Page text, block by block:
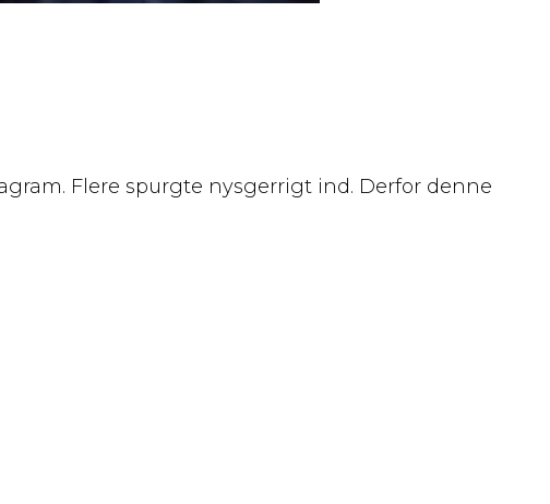
Flere spurgte nysgerrigt ind. Derfor denne